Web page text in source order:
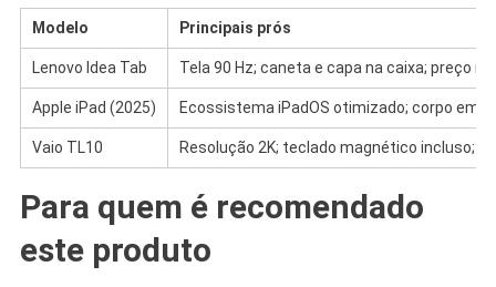
Modelo Principais prós
Lenovo Idea Tab Tela 90 Hz; caneta e capa na caixa; preço
Apple iPad (2025) Ecossistema iPadOS otimizado; corpo em
Vaio TL10 Resolução 2K; teclado magnético incluso;
Para quem é recomendado
este produto